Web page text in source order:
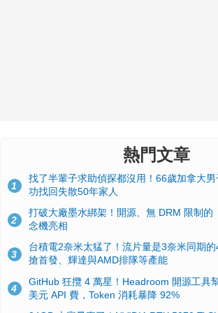
熱門文章
1
找了半輩子求助偵探都沒用！66歲加拿大
功找回失散50年家人
2
打破大廠墨水綁架！開源、無 DRM 限制的
念機亮相
3
台積電2奈米太猛了！流片量是3奈米同期
搶首發、輝達與AMD排隊等產能
4
GitHub 狂攬 4 萬星！Headroom 開源工具
美元 API 費，Token 消耗暴降 92%